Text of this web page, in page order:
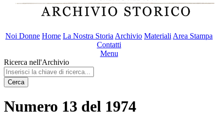
Noi Donne Home La Nostra Storia Archivio Materiali Area Stampa
Contatti
Menu
Ricerca nell'Archivio
Cerca
Numero 13 del 1974